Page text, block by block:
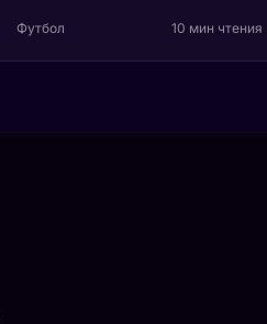
турецкая пресса злится и чем это
Футбол 10 мин чтения